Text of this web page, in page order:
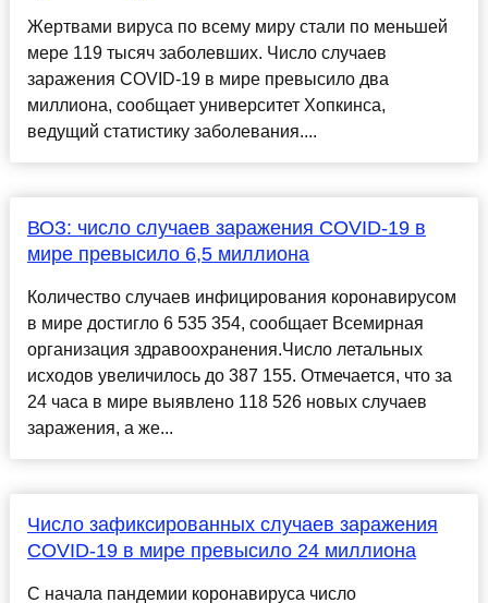
Жертвами вируса по всему миру стали по меньшей
мере 119 тысяч заболевших. Число случаев
заражения COVID-19 в мире превысило два
миллиона, сообщает университет Хопкинса,
ведущий статистику заболевания....
ВОЗ: число случаев заражения COVID-19 в
мире превысило 6,5 миллиона
Количество случаев инфицирования коронавирусом
в мире достигло 6 535 354, сообщает Всемирная
организация здравоохранения.Число летальных
исходов увеличилось до 387 155. Отмечается, что за
24 часа в мире выявлено 118 526 новых случаев
заражения, а же...
Число зафиксированных случаев заражения
COVID-19 в мире превысило 24 миллиона
С начала пандемии коронавируса число